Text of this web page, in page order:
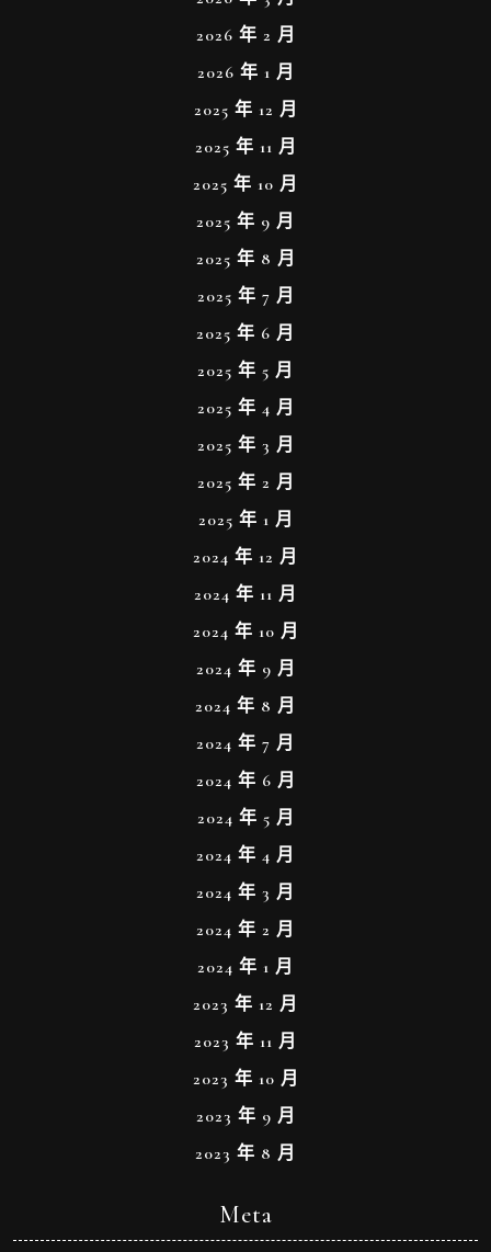
2026 年 2 月
2026 年 1 月
2025 年 12 月
2025 年 11 月
2025 年 10 月
2025 年 9 月
2025 年 8 月
2025 年 7 月
2025 年 6 月
2025 年 5 月
2025 年 4 月
2025 年 3 月
2025 年 2 月
2025 年 1 月
2024 年 12 月
2024 年 11 月
2024 年 10 月
2024 年 9 月
2024 年 8 月
2024 年 7 月
2024 年 6 月
2024 年 5 月
2024 年 4 月
2024 年 3 月
2024 年 2 月
2024 年 1 月
2023 年 12 月
2023 年 11 月
2023 年 10 月
2023 年 9 月
2023 年 8 月
Meta